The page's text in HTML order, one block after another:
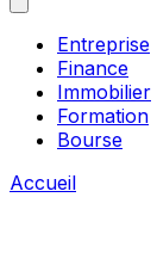
Entreprise
Finance
Immobilier
Formation
Bourse
Accueil